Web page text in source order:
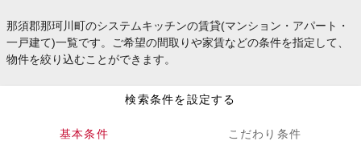
那須郡那珂川町のシステムキッチンの賃貸(マンション・アパート・
一戸建て)一覧です。ご希望の間取りや家賃などの条件を指定して、
物件を絞り込むことができます。
検索条件を設定する
基本条件 こだわり条件